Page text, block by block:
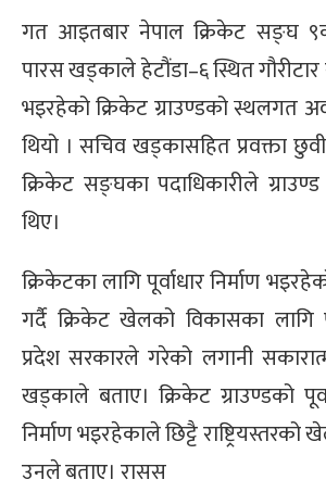
गत आइतबार नेपाल क्रिकेट सङ्घ
पारस खड्काले हेटौंडा–६ स्थित गौरीटार
भइरहेको क्रिकेट ग्राउण्डको स्थलगत
थियो । सचिव खड्कासहित प्रवक्ता
क्रिकेट सङ्घका पदाधिकारीले
थिए।
क्रिकेटका लागि पूर्वाधार निर्माण
गर्दै क्रिकेट खेलको विकासका लागि
प्रदेश सरकारले गरेको लगानी
खड्काले बताए। क्रिकेट ग्राउण्डको
निर्माण भइरहेकाले छिट्टै
उनले बताए। रासस